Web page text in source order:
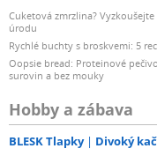
Cuketová zmrzlina?
úrodu
Rychlé buchty s broskvemi: 5
Oopsie bread: Proteinové
surovin a bez mouky
Hobby a zábava
BLESK Tlapky Divoký